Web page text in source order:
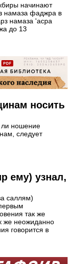
начинают
намаза фаджра в
намаза 'асра
до 13
носить
ли ношение
следует
ему) узнал,
саллям)
так же
же неожиданно
говорится в